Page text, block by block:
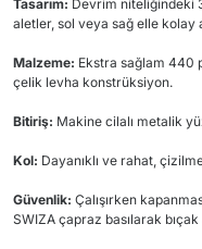
Tasarım: Devrim niteliğindeki
aletler, sol veya sağ elle kolay
Malzeme: Ekstra sağlam 440
çelik levha konstrüksiyon.
Bitiriş: Makine cilalı metalik
Kol: Dayanıklı ve rahat,
Güvenlik: Çalışırken
SWIZA çapraz basılarak bıçak